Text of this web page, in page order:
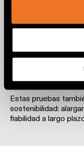
social media,
Straw se desarrolló
etapa. No solo para
producto para un
Estas pruebas
sostenibilidad:
fiabilidad a largo